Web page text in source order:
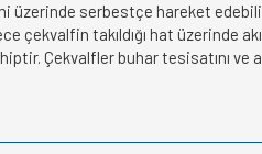
serbestçe hareket
çekvalfin takıldığı hat üzerinde
Çekvalfler buhar tesisatını